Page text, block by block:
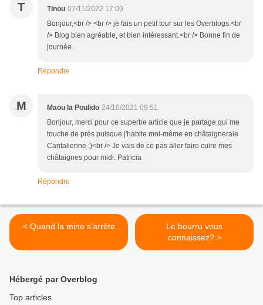
T Tinou 07/11/2022 17:09
Bonjour,<br /> <br /> je fais un petit tour sur les Overblogs.<br
/> Blog bien agréable, et bien intéressant.<br /> Bonne fin de
journée.
Répondre
M Maou la Poulido 24/10/2021 09:51
Bonjour, merci pour ce superbe article que je partage qui me
touche de près puisque j'habite moi-même en châtaigneraie
Cantalienne ;)<br /> Je vais de ce pas aller faire cuire mes
châtaignes pour midi. Patricia
Répondre
< Quand la mine s'arrête
Le bourru vous
connaissez? >
Hébergé par Overblog
Top articles